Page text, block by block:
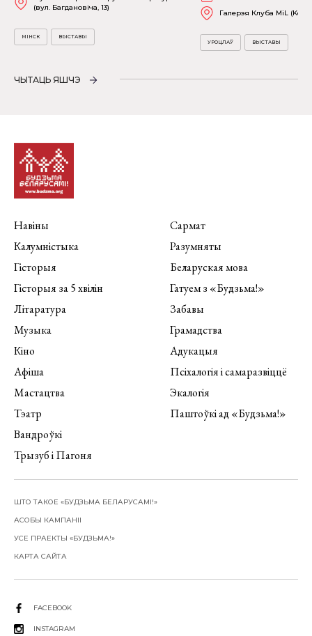
(вул. Багдановіча, 13)
МІНСК ВЫСТАВЫ
Галерэя Клуба MiL
УРОЦЛАЎ ВЫСТАВЫ
ЧЫТАЦЬ ЯШЧЭ
Навіны
Калумністыка
Гісторыя
Гісторыя за 5 хвілін
Літаратура
Музыка
Кіно
Афіша
Мастацтва
Тэатр
Вандроўкі
Трызуб і Пагоня
Сармат
Разумняты
Беларуская мова
Гатуем з «Будзьма!»
Забавы
Грамадства
Адукацыя
Псіхалогія і самаразвіццё
Экалогія
Паштоўкі ад «Будзьма!»
ШТО ТАКОЕ «БУДЗЬМА БЕЛАРУСАМІ!»
АСОБЫ КАМПАНІІ
УСЕ ПРАЕКТЫ «БУДЗЬМА!»
КАРТА САЙТА
FACEBOOK
INSTAGRAM